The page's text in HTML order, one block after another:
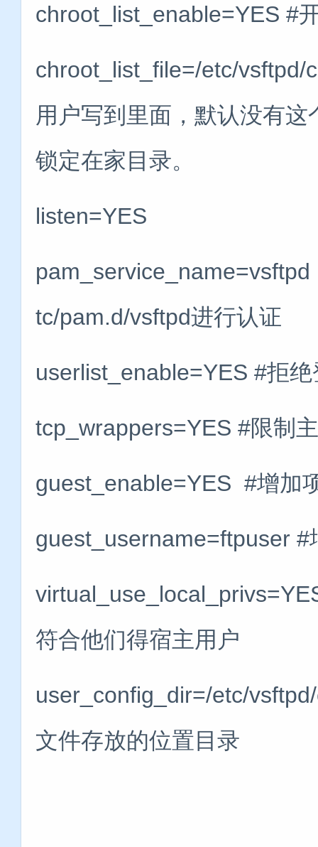
chroot_list_enable=YES #
chroot_list_file=/etc/vsftpd/
用户写到里面，默认没有
锁定在家目录。
listen=YES
tc/pam.d/vsftpd进行认证
userlist_enable=YES #拒
tcp_wrappers=YES #限制
guest_enable=YES #增加
guest_username=ftpuser
符合他们得宿主用户
user_config_dir=/etc/
文件存放的位置目录